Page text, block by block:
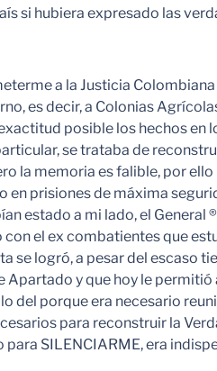
si hubiera expresado las
a la Justicia
es decir, a Colonias
posible los hechos en
se trataba de
la memoria es falible, por
prisiones de máxima
estado a mi lado, el General
el ex combatientes que
se logró, a pesar del escaso
y que hoy le
del porque era necesario
para reconstruir la
SILENCIARME, era